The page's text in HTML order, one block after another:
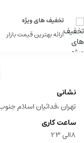
تخفیف های ویژه
ارائه بهترین قیمت بازار
نشانی
تهران ،فدائیان اسلام جنوب،
ساعت کاری
8الی 23